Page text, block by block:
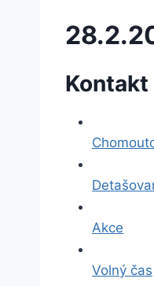
Kontakt
Akce
Volný čas